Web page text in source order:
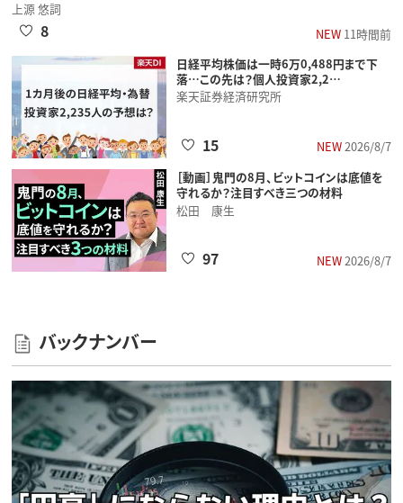
上源 悠詞
NEW11時間前
8
日経平均株価は一時6万0,488円まで下
落…この先は？個人投資家2,2…
楽天証券経済研究所
NEW2026/8/7
15
［動画］鬼門の8月、ビットコインは底値を
守れるか？注目すべき三つの材料
松田 康生
NEW2026/8/7
97
バックナンバー